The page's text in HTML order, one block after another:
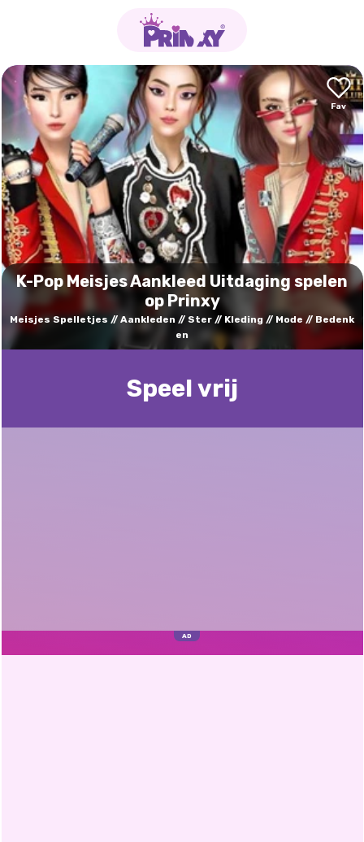
K-Pop Meisjes Aankleed Uitdaging spelen
op Prinxy
Meisjes Spelletjes Aankleden Ster Kleding Mode
Bedenk
en
Speel vrij